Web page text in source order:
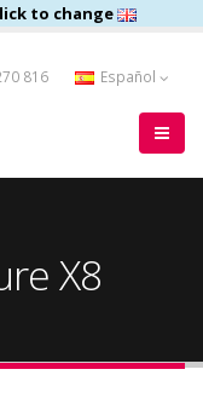
to change
816 Español
X8